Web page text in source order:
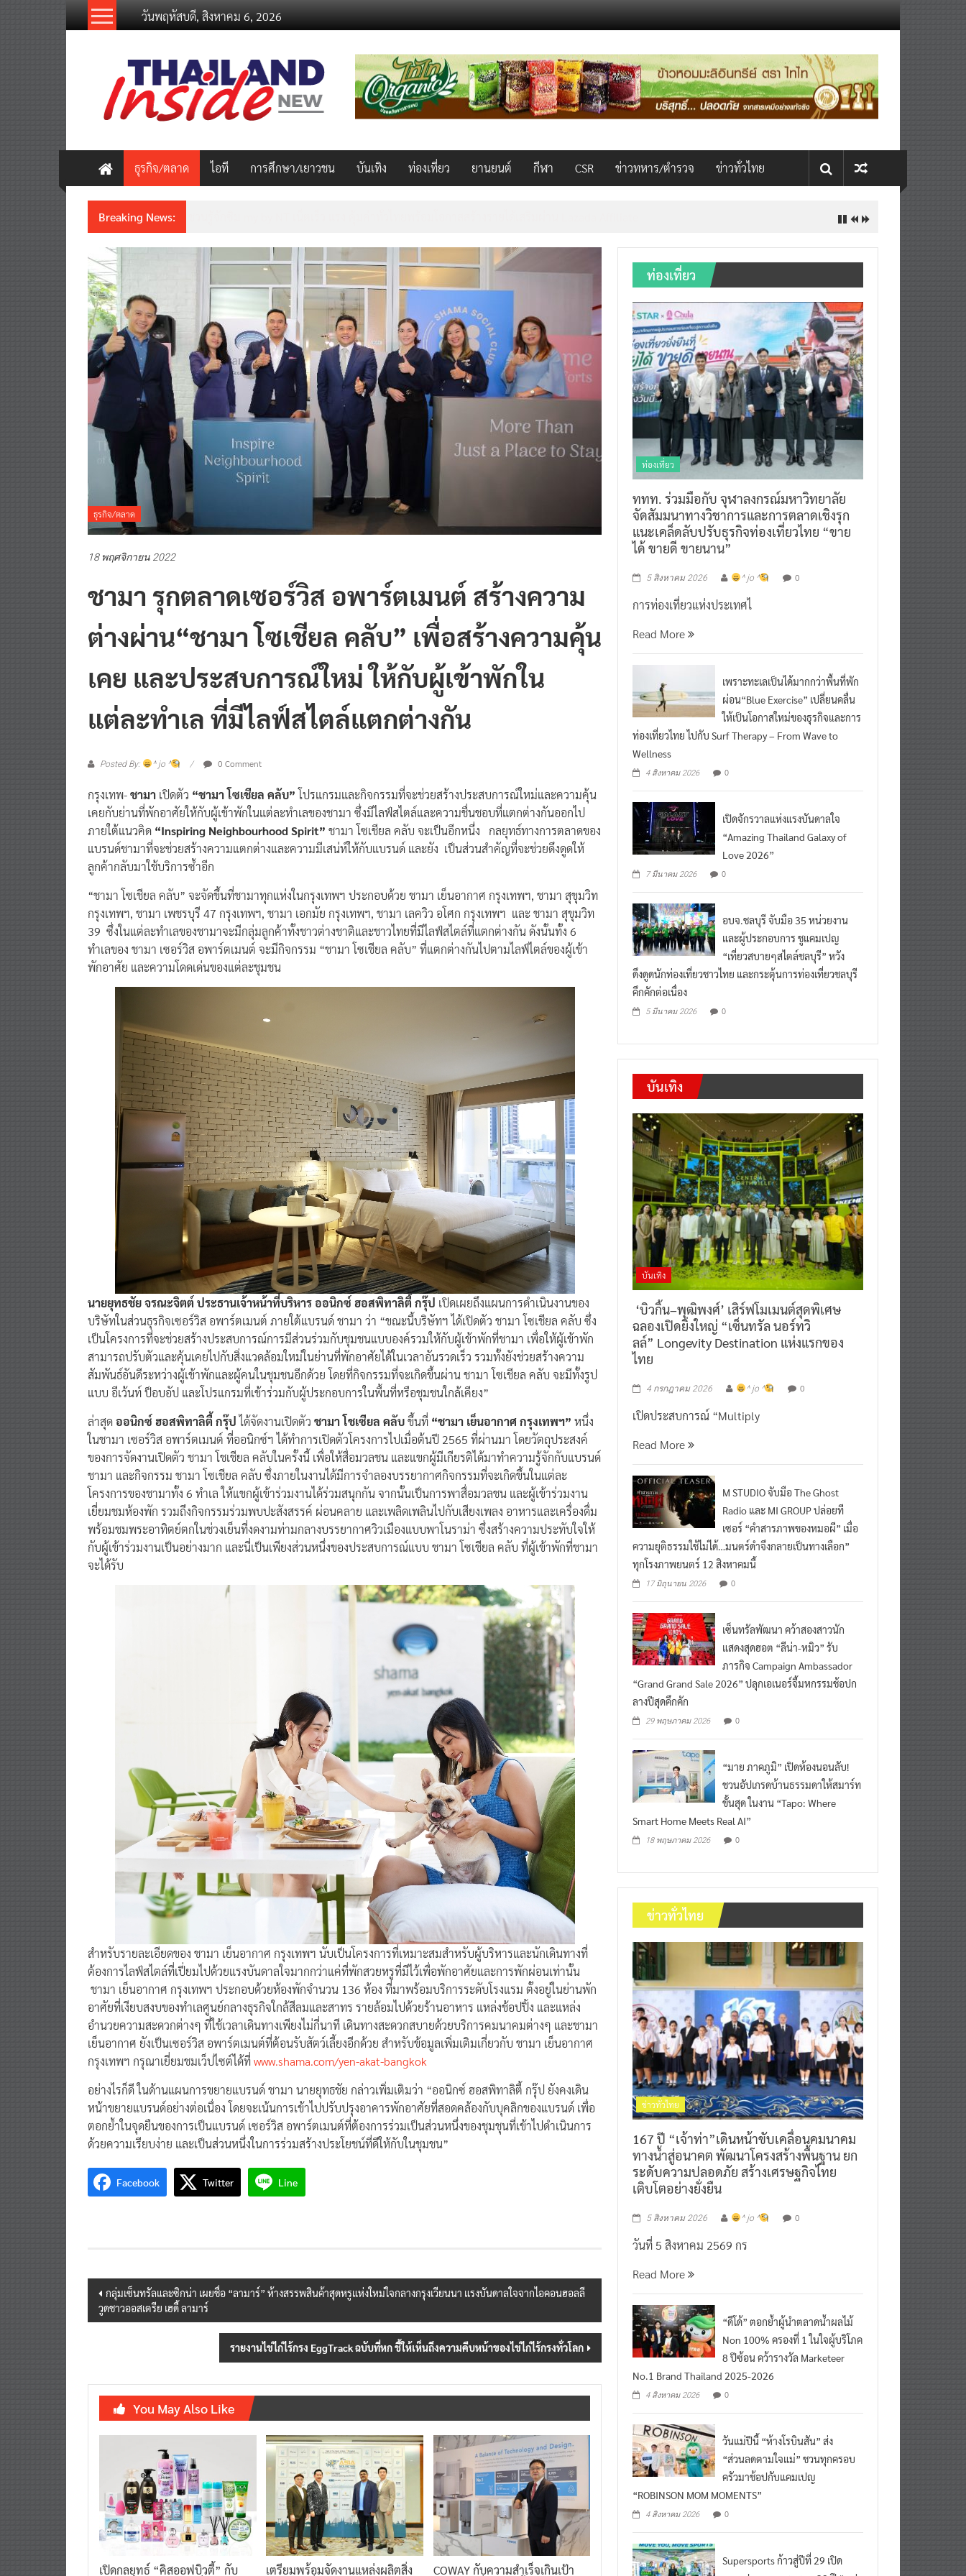
วันพฤหัสบดี, สิงหาคม 6, 2026
thailandinsidenew.com
Thailand
Inside
New
ธุรกิจ/ตลาด ไอที การศึกษา/เยาวชน บันเทิง ท่องเที่ยว ยานยนต์ กีฬา CSR ข่าวทหาร/ตำรวจ ข่าวทั่วไทย
Breaking News:
ธุรกิจ/ตลาด
ชามา รุกตลาดเซอร์วิส อพาร์ตเมนต์ สร้างความ
ต่างผ่าน“ชามา โซเชียล คลับ” เพื่อสร้างความคุ้น
เคย และประสบการณ์ใหม่ ให้กับผู้เข้าพักใน
แต่ละทำเล ที่มีไลฟ์สไตล์แตกต่างกัน
กรุงเทพ- ชามา เปิดตัว “ชามา โซเชียล คลับ”
โปรแกรมและกิจกรรมที่จะช่วยสร้างประสบการณ์ใหม่และความคุ้น
เคยกับย่านที่พักอาศัยให้กับผู้เข้าพักในแต่ละทำเลของชามา ซึ่งมีไลฟ์สไตล์และความชื่นชอบที่แตกต่างกันออกไป
ภายใต้แนวคิด
“Inspiring Neighbourhood Spirit”
ชามา โซเชียล คลับ จะเป็นอีกหนึ่ง กลยุทธ์ทางการตลาดของ
แบรนด์ชามาที่จะช่วยสร้างความแตกต่างและความมีเสน่ห์ให้กับแบรนด์ และยัง เป็นส่วนสำคัญที่จะช่วยดึงดูดให้
ลูกค้ากลับมาใช้บริการซ้ำอีก
“ชามา โซเชียล คลับ” จะจัดขึ้นที่ชามาทุกแห่งในกรุงเทพฯ ประกอบด้วย ชามา เย็นอากาศ กรุงเทพฯ, ชามา สุขุมวิท
กรุงเทพฯ, ชามา เพชรบุรี 47 กรุงเทพฯ, ชามา เอกมัย กรุงเทพฯ, ชามา เลควิว อโศก กรุงเทพฯ และ ชามา สุขุมวิท
39 ซึ่งในแต่ละทำเลของชามาจะมีกลุ่มลูกค้าทั้งชาวต่างชาติและชาวไทยที่มีไลฟ์สไตล์ที่แตกต่างกัน ดังนั้นทั้ง 6
ทำเลของ ชามา เซอร์วิส อพาร์ตเมนต์ จะมีกิจกรรม “ชามา โซเชียล คลับ” ที่แตกต่างกันไปตามไลฟ์ไตล์ของผู้เข้า
พักอาศัย และความโดดเด่นของแต่ละชุมชน
นายยุทธชัย จรณะจิตต์ ประธานเจ้าหน้าที่บริหาร ออนิกซ์ ฮอสพิทาลิตี้ กรุ๊ป เปิดเผยถึงแผนการดำเนินงานของ
บริษัทในส่วนธุรกิจเซอร์วิส อพาร์ตเมนต์ ภายใต้แบรนด์ ชามา ว่า “ขณะนี้บริษัทฯ ได้เปิดตัว ชามา โซเชียล คลับ ซึ่ง
เป็นโครงการที่จะช่วยสร้างประสบการณ์การมีส่วนร่วมกับชุมชนแบบองค์รวมให้กับผู้เข้าพักที่ชามา เพื่อให้ผู้เข้าพัก
สามารถปรับตัวและคุ้นเคยไปกับสิ่งแวดล้อมใหม่ในย่านที่พักอาศัยได้ในเวลาอันรวดเร็ว รวมทั้งยังช่วยสร้างความ
สัมพันธ์อันดีระหว่างผู้เข้าพักและผู้คนในชุมชนอีกด้วย โดยที่กิจกรรมที่จะเกิดขึ้นผ่าน ชามา โซเชียล คลับ จะมีทั้งรูป
แบบ อีเว้นท์ ป็อบอัป และโปรแกรมที่เข้าร่วมกับผู้ประกอบการในพื้นที่หรือชุมชนใกล้เคียง”
ล่าสุด
ออนิกซ์ ฮอสพิทาลิตี้ กรุ๊ป ได้จัดงานเปิดตัว ชามา โชเซียล คลับขึ้นที่ “ชามา เย็นอากาศ กรุงเทพฯ”
หนึ่ง
ในชามา เซอร์วิส อพาร์ตเมนต์ ที่ออนิกซ์ฯ ได้ทำการเปิดตัวโครงการไปเมื่อต้นปี 2565 ที่ผ่านมา โดยวัตถุประสงค์
ของการจัดงานเปิดตัว ชามา โชเชียล คลับในครั้งนี้ เพื่อให้สื่อมวลชน และแขกผู้มีเกียรติได้มาทำความรู้จักกับแบรนด์
ชามา และกิจกรรม ชามา โซเชียล คลับ ซึ่งภายในงานได้มีการจำลองบรรยากาศกิจกรรมที่จะเกิดขึ้นในแต่ละ
โครงการของชามาทั้ง 6 ทำเล ให้แขกผู้เข้าร่วมงานได้ร่วมสนุกกัน จากนั้นเป็นการพาสื่อมวลชน และผู้เข้าร่วมงาน
เยี่ยมชมห้องพัก รวมถึงกิจกรรมร่วมพบปะสังสรรค์ ผ่อนคลาย และเพลิดเพลินไปกับเสียงเพลง อาหารและเครื่องดื่ม
พร้อมชมพระอาทิตย์ตกในช่วงเย็นที่งดงามท่ามกลางบรรยากาศวิวเมืองแบบพาโนราม่า ซึ่งสร้างความประทับใจให้
กับผู้เข้าร่วมงานเป็นอย่างมาก และนี่เป็นเพียงส่วนหนึ่งของประสบการณ์แบบ ชามา โซเชียล คลับ ที่ผู้เข้าพักที่ชามา
สำหรับรายละเอียดของ ชามา เย็นอากาศ กรุงเทพฯ นับเป็นโครงการที่เหมาะสมสำหรับผู้บริหารและนักเดินทางที่
ต้องการไลฟ์สไตล์ที่เปี่ยมไปด้วยแรงบันดาลใจมากกว่าแค่ที่พักสวยหรูที่มีไว้เพื่อพักอาศัยและการพักผ่อนเท่านั้น
ชามา เย็นอากาศ กรุงเทพฯ ประกอบด้วยห้องพักจำนวน 136 ห้อง ที่มาพร้อมบริการระดับโรงแรม ตั้งอยู่ในย่านพัก
อาศัยที่เงียบสงบของทำเลศูนย์กลางธุรกิจใกล้สีลมและสาทร รายล้อมไปด้วยร้านอาหาร แหล่งช้อปปิ้ง และแหล่ง
อำนวยความสะดวกต่างๆ ที่ใช้เวลาเดินทางเพียงไม่กี่นาที เดินทางสะดวกสบายด้วยบริการคมนาคมต่างๆ และชามา
เย็นอากาศ ยังเป็นเซอร์วิส อพาร์ตเมนต์ที่ต้อนรับสัตว์เลี้ยงอีกด้วย สำหรับข้อมูลเพิ่มเติมเกี่ยวกับ ชามา เย็นอากาศ
กรุงเทพฯ กรุณาเยี่ยมชมเว็ปไซต์ได้ที่
www.shama.com/yen-akat-bangkok
อย่างไรก็ดี ในด้านแผนการขยายแบรนด์ ชามา นายยุทธชัย กล่าวเพิ่มเติมว่า “ออนิกซ์ ฮอสพิทาลิตี้ กรุ๊ป ยังคงเดิน
หน้าขยายแบรนด์อย่างต่อเนื่อง โดยจะเน้นการเข้าไปปรับปรุงอาคารพักอาศัยที่สอดคล้องกับบุคลิกของแบรนด์ เพื่อ
ตอกย้ำในจุดยืนของการเป็นแบรนด์ เซอร์วิส อพาร์ตเมนต์ที่ต้องการร่วมเป็นส่วนหนึ่งของชุมชุนที่เข้าไปดำเนินการ
ด้วยความเรียบง่าย และเป็นส่วนหนึ่งในการร่วมสร้างประโยชน์ที่ดีให้กับในชุมชน”
Post
navigation
กลุ่มเซ็นทรัลและซิกน่า เผยชื่อ “ลามาร์” ห้างสรรพสินค้าสุดหรูแห่งใหม่ใจกลางกรุงเวียนนา แรงบันดาลใจจากไอคอนฮอลลี
วูดชาวออสเตรีย เฮดี้ ลามาร์
รายงานไข่ไก่ไร้กรง EggTrack ฉบับที่หก ชี้ให้เห็นถึงความคืบหน้าของไข่ไก่ไร้กรงทั่วโลก
You May Also Like
ท่องเที่ยว
ท่องเที่ยว
ททท. ร่วมมือกับ จุฬาลงกรณ์มหาวิทยาลัย
จัดสัมมนาทางวิชาการและการตลาดเชิงรุก
แนะเคล็ดลับปรับธุรกิจท่องเที่ยวไทย “ขาย
ได้ ขายดี ขายนาน”
เพราะทะเลเป็นได้มากกว่าพื้นที่พัก
ผ่อน“Blue Exercise” เปลี่ยนคลื่น
ให้เป็นโอกาสใหม่ของธุรกิจและการ
ท่องเที่ยวไทย ไปกับ Surf Therapy – From Wave to
“Amazing Thailand Galaxy of
อบจ.ชลบุรี จับมือ 35 หน่วยงาน
และผู้ประกอบการ ชูแคมเปญ
“เที่ยวสบายๆสไตล์ชลบุรี” หวัง
ดึงดูดนักท่องเที่ยวชาวไทย และกระตุ้นการท่องเที่ยวชลบุรี
บันเทิง
บันเทิง
‘บิวกิ้น–พุฒิพงศ์’ เสิร์ฟโมเมนต์สุดพิเศษ
ฉลองเปิดยิ่งใหญ่ “เซ็นทรัล นอร์ทวิ
ลล์” Longevity Destination แห่งแรกของ
ไทย
เปิดประสบการณ์ “Multiply
M STUDIO จับมือ The Ghost
Radio และ MI GROUP ปล่อยที
เซอร์ “คำสารภาพของหมอผี” เมื่อ
ความยุติธรรมใช้ไม่ได้…มนตร์ดำจึงกลายเป็นทางเลือก”
ทุกโรงภาพยนตร์ 12 สิงหาคมนี้
เซ็นทรัลพัฒนา คว้าสองสาวนัก
แสดงสุดฮอต “ลีน่า-หมิว” รับ
ภารกิจ Campaign Ambassador
“Grand Grand Sale 2026” ปลุกเอเนอร์จี้มหกรรมช้อปก
ลางปีสุดคึกคัก
“มาย ภาคภูมิ” เปิดห้องนอนลับ!
ชวนอัปเกรดบ้านธรรมดาให้สมาร์ท
ขั้นสุด ในงาน “Tapo: Where
ข่าวทั่วไทย
ข่าวทั่วไทย
167 ปี “เจ้าท่า”เดินหน้าขับเคลื่อนคมนาคม
ทางน้ำสู่อนาคต พัฒนาโครงสร้างพื้นฐาน ยก
ระดับความปลอดภัย สร้างเศรษฐกิจไทย
เติบโตอย่างยั่งยืน
“ดีโด้” ตอกย้ำผู้นำตลาดน้ำผลไม้
Non 100% ครองที่ 1 ในใจผู้บริโภค
วันแม่ปีนี้ “ห้างโรบินสัน” ส่ง
“ส่วนลดตามใจแม่” ชวนทุกครอบ
ครัวมาช้อปกับแคมเปญ
Supersports ก้าวสู่ปีที่ 29 เปิด